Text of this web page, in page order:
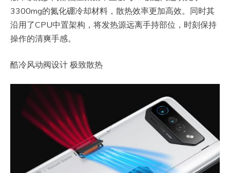
3300mg的氮化硼冷却材料，散热效率更加高效。同时其
沿用了CPU中置架构，将发热源远离手持部位，时刻保持
操作的清爽手感。
酷冷风动阀设计 极致散热